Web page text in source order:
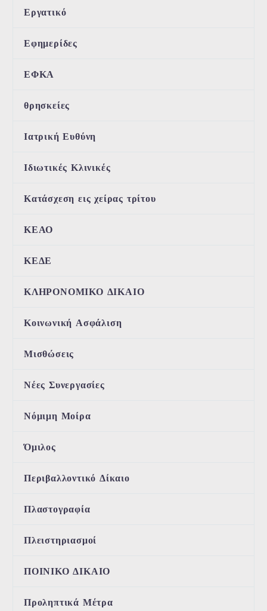
Εργατικό
Εφημερίδες
ΕΦΚΑ
θρησκείες
Ιατρική Ευθύνη
Ιδιωτικές Κλινικές
Κατάσχεση εις χείρας τρίτου
ΚΕΑΟ
ΚΕΔΕ
ΚΛΗΡΟΝΟΜΙΚΟ ΔΙΚΑΙΟ
Κοινωνική Ασφάλιση
Μισθώσεις
Νέες Συνεργασίες
Νόμιμη Μοίρα
Όμιλος
Περιβαλλοντικό Δίκαιο
Πλαστογραφία
Πλειστηριασμοί
ΠΟΙΝΙΚΟ ΔΙΚΑΙΟ
Προληπτικά Μέτρα